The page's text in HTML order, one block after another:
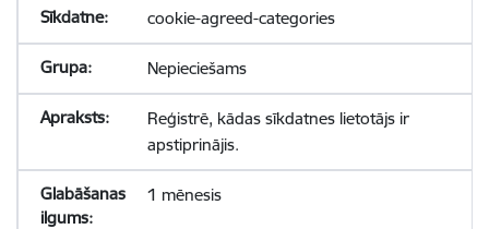
cookie-agreed-categories
Nepieciešams
Reģistrē, kādas sīkdatnes lietotājs ir
apstiprinājis.
1 mēnesis